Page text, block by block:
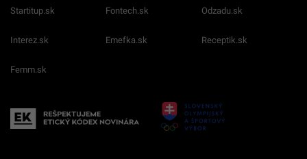
Startitup.sk Fontech.sk Odzadu.sk
Interez.sk Emefka.sk Receptik.sk
Femm.sk